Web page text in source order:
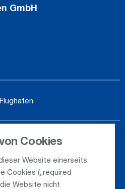
Cookies
Website einerseits
Cookies („required
Website nicht
GmbH